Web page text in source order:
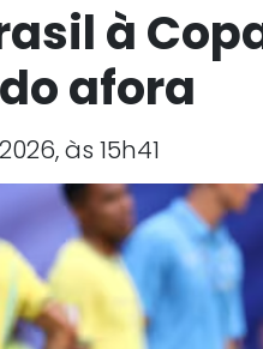
à
afora
às 15h41